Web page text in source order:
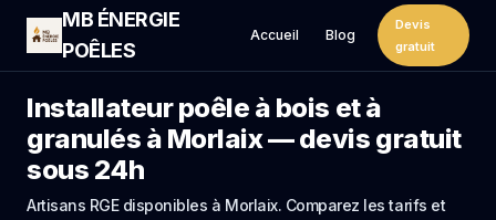
MB ÉNERGIE
POÊLES
Accueil Blog
Devis
gratuit
Installateur poêle à bois et à
granulés à Morlaix — devis gratuit
sous 24h
Artisans RGE disponibles à Morlaix. Comparez les tarifs et